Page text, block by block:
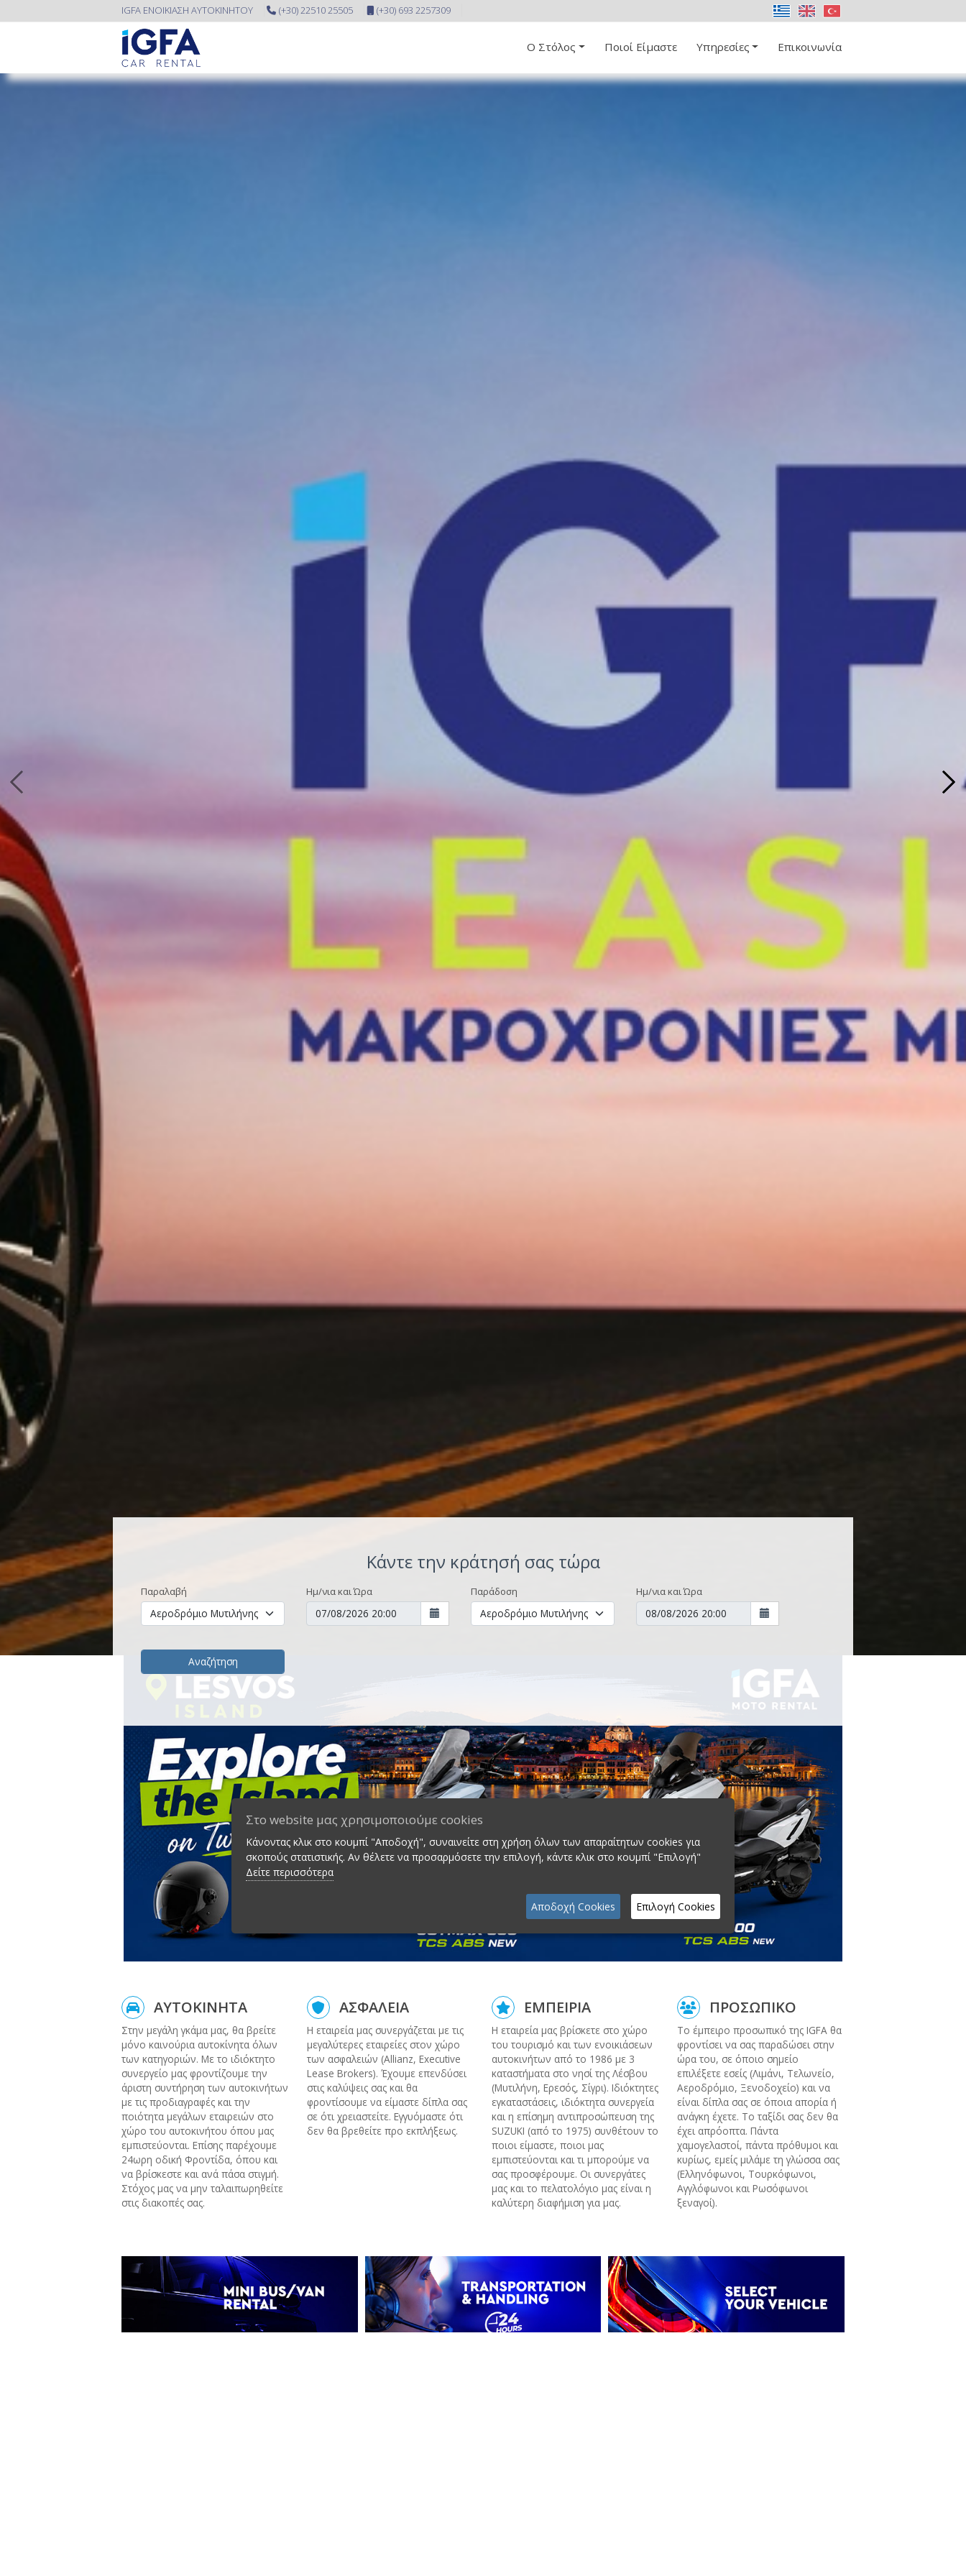
IGFA ΕΝΟΙΚΙΑΣΗ ΑΥΤΟΚΙΝΗΤΟΥ (+30) 22510 25505 (+30) 693 2257309
Ο Στόλος Ποιοί Είμαστε Υπηρεσίες Επικοινωνία
Κάντε την κράτησή σας τώρα
Παραλαβή Ημ/νια και Ώρα Παράδοση Ημ/νια και Ώρα
Αναζήτηση
ΑΥΤΟΚΙΝΗΤΑ
Στην μεγάλη γκάμα μας, θα βρείτε
μόνο καινούρια αυτοκίνητα όλων
των κατηγοριών. Με το ιδιόκτητο
συνεργείο μας φροντίζουμε την
άριστη συντήρηση των αυτοκινήτων
με τις προδιαγραφές και την
ποιότητα μεγάλων εταιρειών στο
χώρο του αυτοκινήτου όπου μας
εμπιστεύονται. Επίσης παρέχουμε
24ωρη οδική Φροντίδα, όπου και
να βρίσκεστε και ανά πάσα στιγμή.
Στόχος μας να μην ταλαιπωρηθείτε
στις διακοπές σας.
ΑΣΦΑΛΕΙΑ
Η εταιρεία μας συνεργάζεται με τις
μεγαλύτερες εταιρείες στον χώρο
των ασφαλειών (Allianz, Executive
Lease Brokers). Έχουμε επενδύσει
στις καλύψεις σας και θα
φροντίσουμε να είμαστε δίπλα σας
σε ότι χρειαστείτε. Εγγυόμαστε ότι
δεν θα βρεθείτε προ εκπλήξεως.
ΕΜΠΕΙΡΙΑ
Η εταιρεία μας βρίσκετε στο χώρο
του τουρισμό και των ενοικιάσεων
αυτοκινήτων από το 1986 με 3
καταστήματα στο νησί της Λέσβου
(Μυτιλήνη, Ερεσός, Σίγρι). Ιδιόκτητες
εγκαταστάσεις, ιδιόκτητα συνεργεία
και η επίσημη αντιπροσώπευση της
SUZUKI (από το 1975) συνθέτουν το
ποιοι είμαστε, ποιοι μας
εμπιστεύονται και τι μπορούμε να
σας προσφέρουμε. Οι συνεργάτες
μας και το πελατολόγιο μας είναι η
καλύτερη διαφήμιση για μας.
ΠΡΟΣΩΠΙΚΟ
Το έμπειρο προσωπικό της IGFA θα
φροντίσει να σας παραδώσει στην
ώρα του, σε όποιο σημείο
επιλέξετε εσείς (Λιμάνι, Τελωνείο,
Αεροδρόμιο, Ξενοδοχείο) και να
είναι δίπλα σας σε όποια απορία ή
ανάγκη έχετε. Το ταξίδι σας δεν θα
έχει απρόοπτα. Πάντα
χαμογελαστοί, πάντα πρόθυμοι και
κυρίως, εμείς μιλάμε τη γλώσσα σας
(Ελληνόφωνοι, Τουρκόφωνοι,
Αγγλόφωνοι και Ρωσόφωνοι
ξεναγοί).
Στο website μας χρησιμοποιούμε cookies
Κάνοντας κλικ στο κουμπί "Αποδοχή", συναινείτε στη χρήση όλων των απαραίτητων cookies για
σκοπούς στατιστικής. Αν θέλετε να προσαρμόσετε την επιλογή, κάντε κλικ στο κουμπί "Επιλογή"
Δείτε περισσότερα
Αποδοχή Cookies Επιλογή Cookies